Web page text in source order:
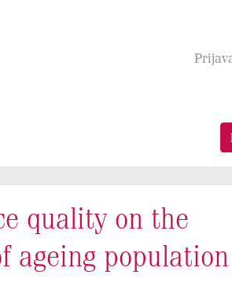
quality on the
ageing population